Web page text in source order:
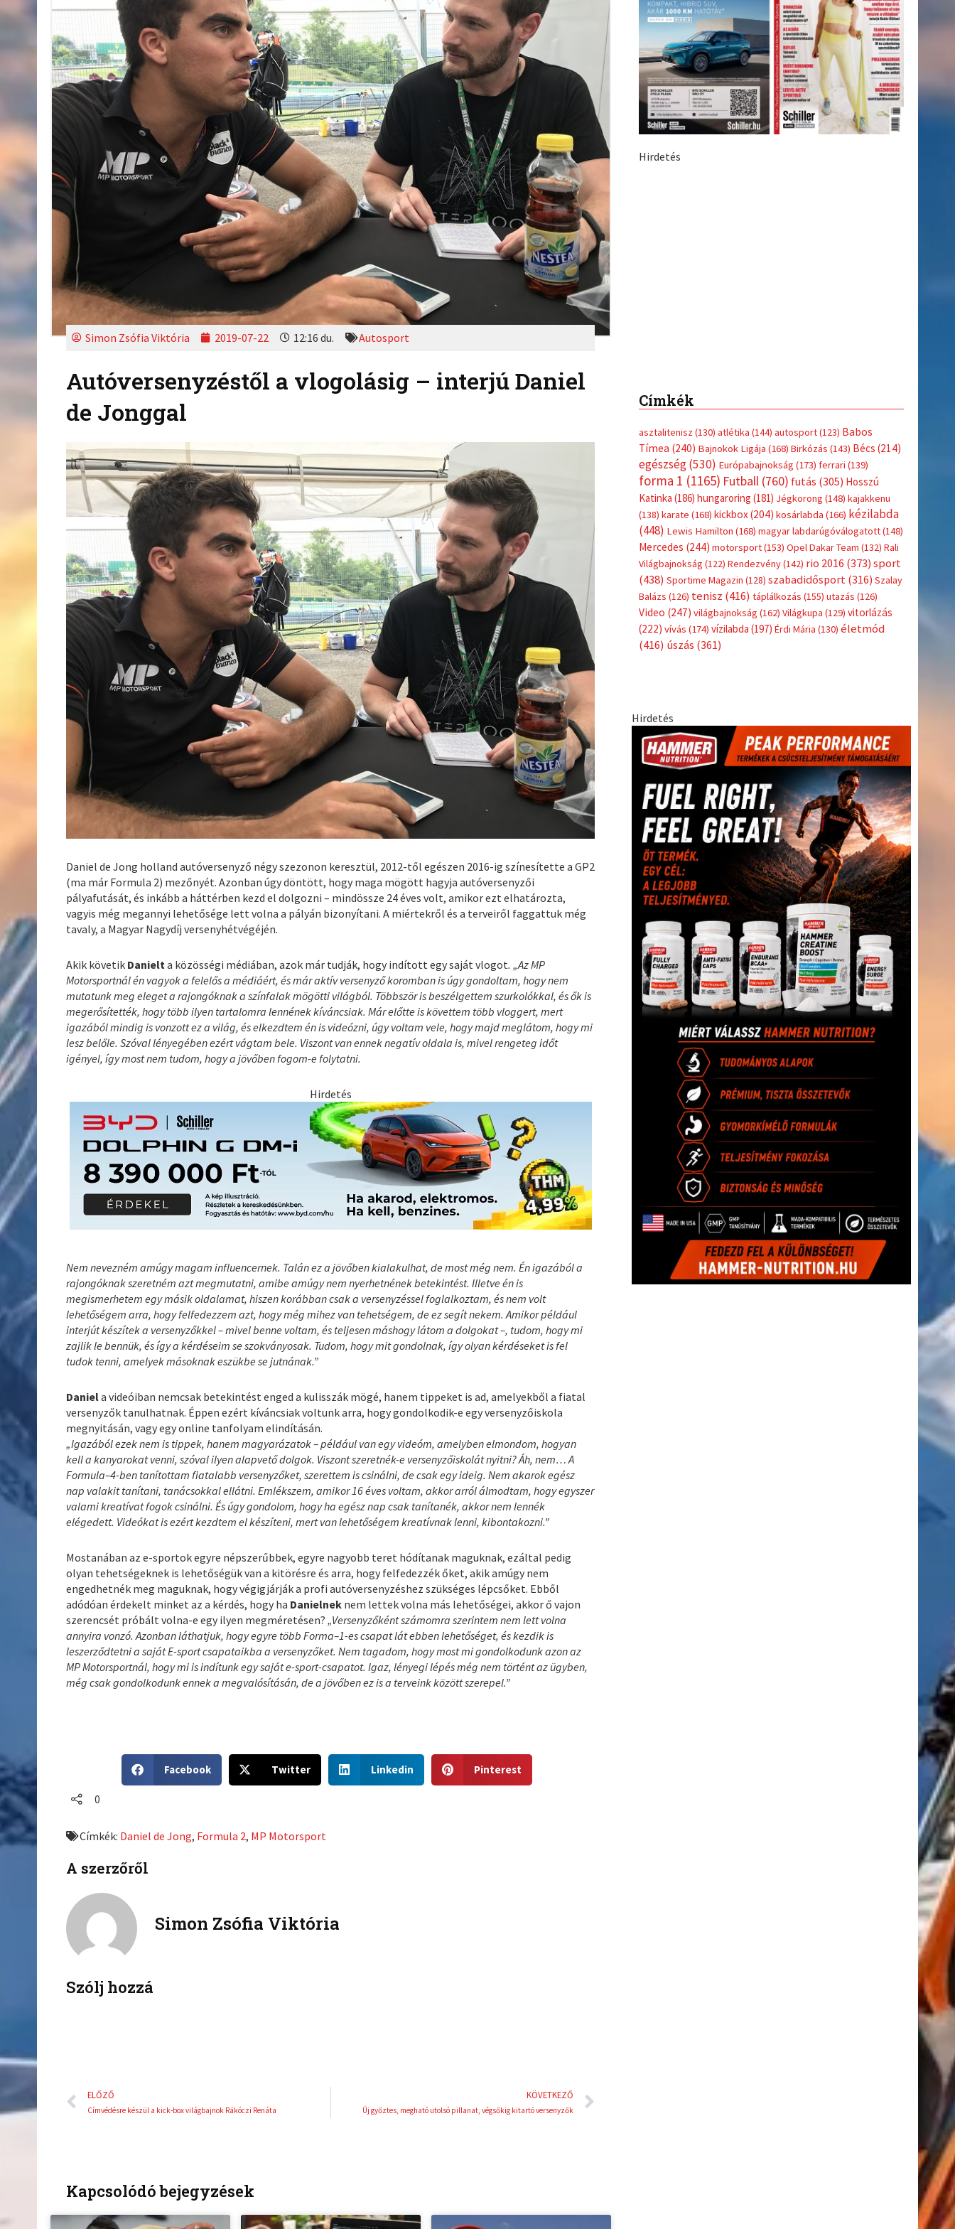
Simon Zsófia Viktória 2019-07-22 12:16 du. Autosport
Autóversenyzéstől a vlogolásig – interjú Daniel
de Jonggal
Daniel de Jong holland autóversenyző négy szezonon keresztül, 2012-től egészen 2016-ig színesítette a GP2
(ma már Formula 2) mezőnyét. Azonban úgy döntött, hogy maga mögött hagyja autóversenyzői
pályafutását, és inkább a háttérben kezd el dolgozni – mindössze 24 éves volt, amikor ezt elhatározta,
vagyis még megannyi lehetősége lett volna a pályán bizonyítani. A miértekről és a terveiről faggattuk még
tavaly, a Magyar Nagydíj versenyhétvégéjén.
Akik követik Danielt a közösségi médiában, azok már tudják, hogy indított egy saját vlogot. „Az MP
Motorsportnál én vagyok a felelős a médiáért, és már aktív versenyző koromban is úgy gondoltam, hogy nem
mutatunk meg eleget a rajongóknak a színfalak mögötti világból. Többször is beszélgettem szurkolókkal, és ők is
megerősítették, hogy több ilyen tartalomra lennének kíváncsiak. Már előtte is követtem több vloggert, mert
igazából mindig is vonzott ez a világ, és elkezdtem én is videózni, úgy voltam vele, hogy majd meglátom, hogy mi
lesz belőle. Szóval lényegében ezért vágtam bele. Viszont van ennek negatív oldala is, mivel rengeteg időt
igényel, így most nem tudom, hogy a jövőben fogom-e folytatni.
Hirdetés
Nem nevezném amúgy magam influencernek. Talán ez a jövőben kialakulhat, de most még nem. Én igazából a
rajongóknak szeretném azt megmutatni, amibe amúgy nem nyerhetnének betekintést. Illetve én is
megismerhetem egy másik oldalamat, hiszen korábban csak a versenyzéssel foglalkoztam, és nem volt
lehetőségem arra, hogy felfedezzem azt, hogy még mihez van tehetségem, de ez segít nekem. Amikor például
interjút készítek a versenyzőkkel – mivel benne voltam, és teljesen máshogy látom a dolgokat –, tudom, hogy mi
zajlik le bennük, és így a kérdéseim se szokványosak. Tudom, hogy mit gondolnak, így olyan kérdéseket is fel
tudok tenni, amelyek másoknak eszükbe se jutnának.”
Daniela videóiban nemcsak betekintést enged a kulisszák mögé, hanem tippeket is ad, amelyekből a fiatal
versenyzők tanulhatnak. Éppen ezért kíváncsiak voltunk arra, hogy gondolkodik-e egy versenyzőiskola
megnyitásán, vagy egy online tanfolyam elindításán.
„Igazából ezek nem is tippek, hanem magyarázatok – például van egy videóm, amelyben elmondom, hogyan
kell a kanyarokat venni, szóval ilyen alapvető dolgok. Viszont szeretnék-e versenyzőiskolát nyitni? Áh, nem… A
Formula–4-ben tanítottam fiatalabb versenyzőket, szerettem is csinálni, de csak egy ideig. Nem akarok egész
nap valakit tanítani, tanácsokkal ellátni. Emlékszem, amikor 16 éves voltam, akkor arról álmodtam, hogy egyszer
valami kreatívat fogok csinálni. És úgy gondolom, hogy ha egész nap csak tanítanék, akkor nem lennék
elégedett. Videókat is ezért kezdtem el készíteni, mert van lehetőségem kreatívnak lenni, kibontakozni.”
Mostanában az e-sportok egyre népszerűbbek, egyre nagyobb teret hódítanak maguknak, ezáltal pedig
olyan tehetségeknek is lehetőségük van a kitörésre és arra, hogy felfedezzék őket, akik amúgy nem
engedhetnék meg maguknak, hogy végigjárják a profi autóversenyzéshez szükséges lépcsőket. Ebből
adódóan érdekelt minket az a kérdés, hogy ha Danielnek nem lettek volna más lehetőségei, akkor ő vajon
szerencsét próbált volna-e egy ilyen megméretésen?„Versenyzőként számomra szerintem nem lett volna
annyira vonzó. Azonban láthatjuk, hogy egyre több Forma–1-es csapat lát ebben lehetőséget, és kezdik is
leszerződtetni a saját E-sport csapataikba a versenyzőket. Nem tagadom, hogy most mi gondolkodunk azon az
MP Motorsportnál, hogy mi is indítunk egy saját e-sport-csapatot. Igaz, lényegi lépés még nem történt az ügyben,
még csak gondolkodunk ennek a megvalósításán, de a jövőben ez is a terveink között szerepel.”
h
o
f
b
Facebook
h
o
t
t
Twitter
h
Linkedin
h
Pinterest
0
Címkék: Daniel de Jong, Formula 2, MP Motorsport
A szerzőről
Simon Zsófia Viktória
Szólj hozzá
Előző
ELŐZŐ
Címvédésre készül a kick-box világbajnok Rákóczi Renáta
KÖVETKEZŐ
Új győztes, megható utolsó pillanat, végsőkig kitartó versenyzők
Kapcsolódó bejegyzések
Hirdetés
Címkék
asztalitenisz(130) atlétika(144)autosport(123)Babos
Tímea(240)Bajnokok Ligája(168)Birkózás(143)Bécs(214)
(173)ferrari(139)
forma 1(1165) Futball(760)futás(305)Hosszú
Katinka(186) hungaroring(181)Jégkorong(148)kajakkenu
(138)karate(168)kickbox(204)kosárlabda(166)kézilabda
(448) Lewis Hamilton(168)magyar labdarúgóválogatott(148)
Mercedes(244) motorsport(153)Opel Dakar Team(132)Rali
Világbajnokság
Rendezvény(142)rio 2016(373)sport
(438)Sportime Magazin(128) szabadidősport(316)Szalay
Balázs(126)tenisz(416) táplálkozás utazás(126)
Video(247) világbajnokság(162) Világkupa(129)vitorlázás
(222)
vívás (174) vízilabda(197)Érdi Mária(130)
életmód
(416)úszás(361)